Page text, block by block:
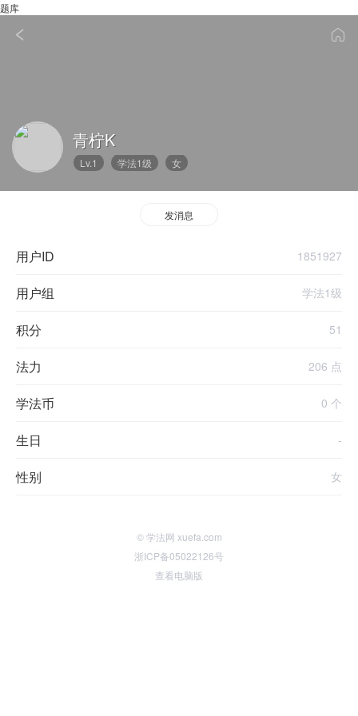
题库
青柠k
Lv.1 学法1级 女
发消息
用户ID 1851927
用户组 学法1级
积分 51
法力 206 点
学法币 0 个
生日 -
性别 女
© 学法网 xuefa.com
浙ICP备05022126号
查看电脑版